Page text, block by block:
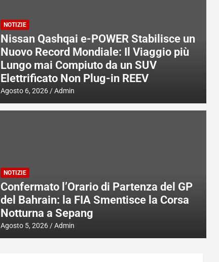
NOTIZIE
Nissan Qashqai e-POWER Stabilisce un
Nuovo Record Mondiale: Il Viaggio più
Lungo mai Compiuto da un SUV
Elettrificato Non Plug-in REEV
Agosto 6, 2026 Admin
NOTIZIE
Confermato l’Orario di Partenza del GP
del Bahrain: la FIA Smentisce la Corsa
Notturna a Sepang
Agosto 5, 2026 Admin